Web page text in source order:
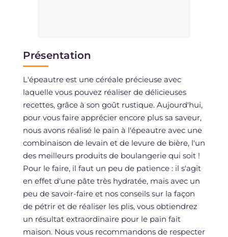
Présentation
L'épeautre est une céréale précieuse avec
laquelle vous pouvez réaliser de délicieuses
recettes, grâce à son goût rustique. Aujourd'hui,
pour vous faire apprécier encore plus sa saveur,
nous avons réalisé le pain à l'épeautre avec une
combinaison de levain et de levure de bière, l'un
des meilleurs produits de boulangerie qui soit !
Pour le faire, il faut un peu de patience : il s'agit
en effet d'une pâte très hydratée, mais avec un
peu de savoir-faire et nos conseils sur la façon
de pétrir et de réaliser les plis, vous obtiendrez
un résultat extraordinaire pour le pain fait
maison. Nous vous recommandons de respecter